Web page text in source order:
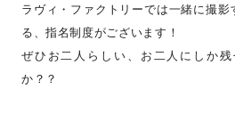
ラヴィ・ファクトリーでは一緒に撮
る、指名制度がございます！
ぜひお二人らしい、お二人にしか
か？？